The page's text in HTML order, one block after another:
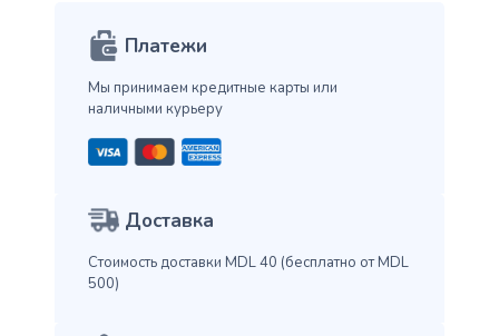
Платежи
Мы принимаем кредитные карты или
наличными курьеру
Доставка
Стоимость доставки MDL 40 (бесплатно от MDL
500)